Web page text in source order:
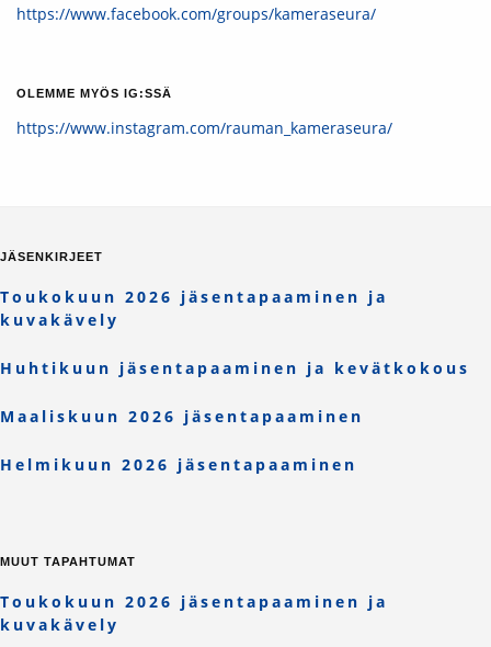
https://www.facebook.com/groups/kameraseura/
OLEMME MYÖS IG:SSÄ
https://www.instagram.com/rauman_kameraseura/
JÄSENKIRJEET
Toukokuun 2026 jäsentapaaminen ja
kuvakävely
Huhtikuun jäsentapaaminen ja kevätkokous
Maaliskuun 2026 jäsentapaaminen
Helmikuun 2026 jäsentapaaminen
MUUT TAPAHTUMAT
Toukokuun 2026 jäsentapaaminen ja
kuvakävely